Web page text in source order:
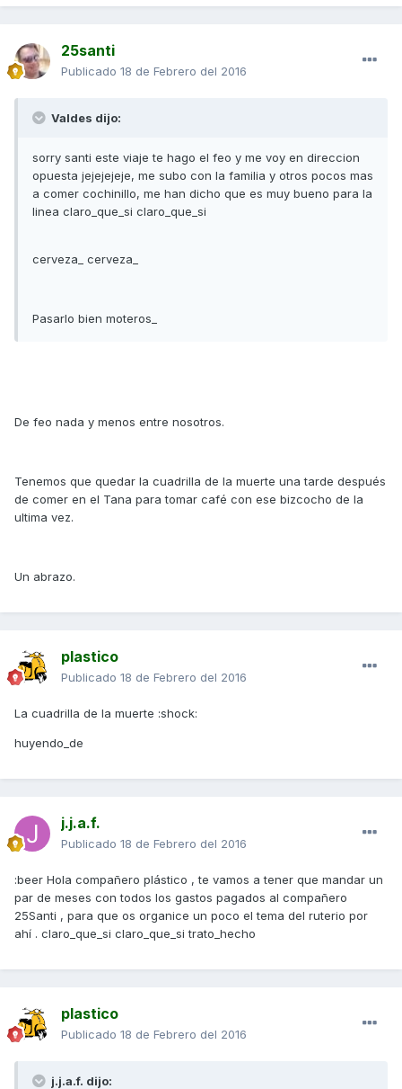
25santi
Publicado 18 de Febrero del 2016
Valdes dijo:
sorry santi este viaje te hago el feo y me voy en direccion
opuesta jejejejeje, me subo con la familia y otros pocos mas
a comer cochinillo, me han dicho que es muy bueno para la
linea claro_que_si claro_que_si
cerveza_ cerveza_
Pasarlo bien moteros_
De feo nada y menos entre nosotros.
Tenemos que quedar la cuadrilla de la muerte una tarde después
de comer en el Tana para tomar café con ese bizcocho de la
ultima vez.
Un abrazo.
plastico
Publicado 18 de Febrero del 2016
La cuadrilla de la muerte :shock:
huyendo_de
j.j.a.f.
Publicado 18 de Febrero del 2016
:beer Hola compañero plástico , te vamos a tener que mandar un
par de meses con todos los gastos pagados al compañero
25Santi , para que os organice un poco el tema del ruterio por
ahí . claro_que_si claro_que_si trato_hecho
plastico
Publicado 18 de Febrero del 2016
j.j.a.f. dijo: